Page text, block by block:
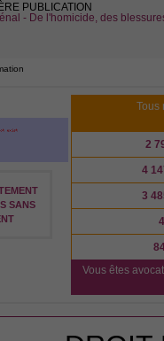
PUBLICATION
- De l'homicide, des
SANS
Tous
2
4
3
Vous êtes